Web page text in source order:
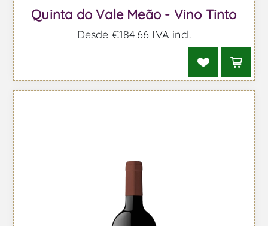
Quinta do Vale Meão - Vino Tinto
Desde €184,66 IVA incl.